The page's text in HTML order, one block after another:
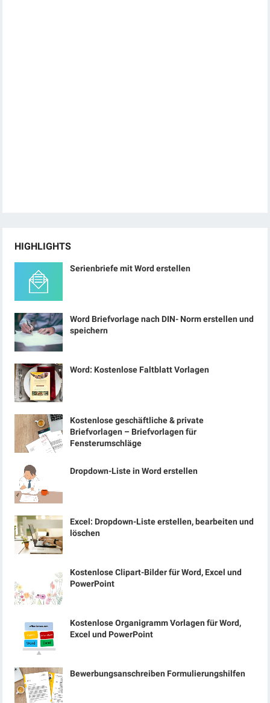
HIGHLIGHTS
Serienbriefe mit Word erstellen
Word Briefvorlage nach DIN- Norm erstellen und
speichern
Word: Kostenlose Faltblatt Vorlagen
Kostenlose geschäftliche & private
Briefvorlagen – Briefvorlagen für
Fensterumschläge
Dropdown-Liste in Word erstellen
Excel: Dropdown-Liste erstellen, bearbeiten und
löschen
Kostenlose Clipart-Bilder für Word, Excel und
PowerPoint
Kostenlose Organigramm Vorlagen für Word,
Excel und PowerPoint
Bewerbungsanschreiben Formulierungshilfen